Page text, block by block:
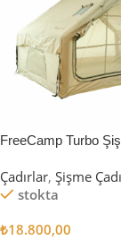
FreeCamp Turbo
Çadırlar, Şişme
stokta
₺18.800,00